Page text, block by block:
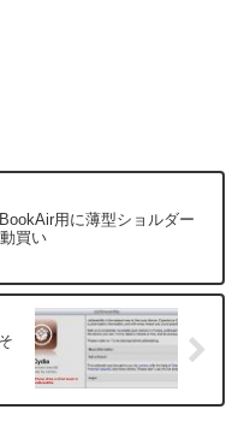
用に薄型ショルダー
買い